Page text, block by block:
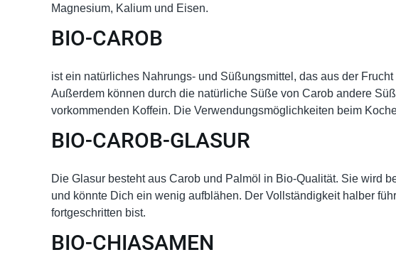
Magnesium, Kalium und Eisen.
BIO-CAROB
ist ein natürliches Nahrungs- und Süßungsmittel, das aus der
Außerdem können durch die natürliche Süße von Carob andere
vorkommenden Koffein. Die Verwendungsmöglichkeiten beim
BIO-CAROB-GLASUR
Die Glasur besteht aus Carob und Palmöl in Bio-Qualität. Sie wird
und könnte Dich ein wenig aufblähen. Der Vollständigkeit halber
fortgeschritten bist.
BIO-CHIASAMEN